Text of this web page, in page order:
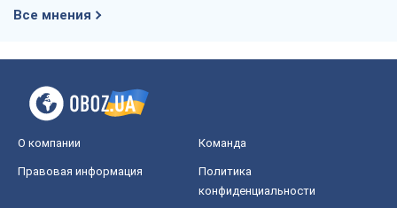
Все мнения
О компании Команда
Правовая информация
Политика
конфиденциальности